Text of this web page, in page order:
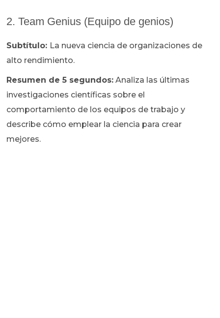
2. Team Genius (Equipo de genios)
Subtítulo: La nueva ciencia de organizaciones de
alto rendimiento.
Resumen de 5 segundos: Analiza las últimas
investigaciones científicas sobre el
comportamiento de los equipos de trabajo y
describe cómo emplear la ciencia para crear
mejores.